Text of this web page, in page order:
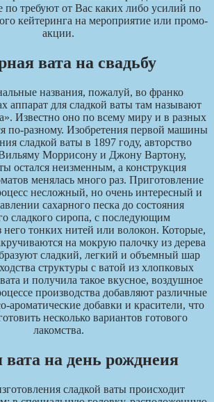
по требуют от Вас каких либо усилий по
кейтеринга на мероприятие или промо-
акции.
вата на свадьбу
названия, пожалуй, во франко
аппарат для сладкой ваты там называют
Известно оно по всему миру и в разных
по-разному. Изобретения первой машины
сладкой ваты в 1897 году, авторство
Моррисону и Джону Вартону,
остался неизменным, а конструкция
менялась много раз. Приготовление
несложный, но очень интересный и
сахарного песка до состояния
сладкого сиропа, с последующим
тонких нитей или волокон. Которые,
на мокрую палочку из дерева
сладкий, легкий и объемный шар
структуры с ватой из хлопковых
и получила такое вкусное, воздушное
производства добавляют различные
ароматические добавки и красители, что
несколько вариантов готового
лакомства.
вата на день рожднеия
сладкой ваты происходит